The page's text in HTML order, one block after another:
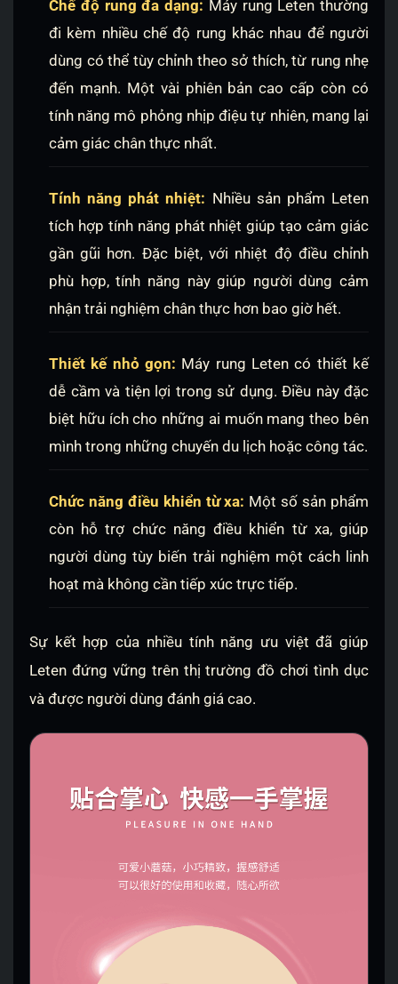
Chế độ rung đa dạng: Máy rung Leten thường
đi kèm nhiều chế độ rung khác nhau để người
dùng có thể tùy chỉnh theo sở thích, từ rung nhẹ
đến mạnh. Một vài phiên bản cao cấp còn có
tính năng mô phỏng nhịp điệu tự nhiên, mang lại
cảm giác chân thực nhất.
Tính năng phát nhiệt: Nhiều sản phẩm Leten
tích hợp tính năng phát nhiệt giúp tạo cảm giác
gần gũi hơn. Đặc biệt, với nhiệt độ điều chỉnh
phù hợp, tính năng này giúp người dùng cảm
nhận trải nghiệm chân thực hơn bao giờ hết.
Thiết kế nhỏ gọn: Máy rung Leten có thiết kế
dễ cầm và tiện lợi trong sử dụng. Điều này đặc
biệt hữu ích cho những ai muốn mang theo bên
mình trong những chuyến du lịch hoặc công tác.
Chức năng điều khiển từ xa: Một số sản phẩm
còn hỗ trợ chức năng điều khiển từ xa, giúp
người dùng tùy biến trải nghiệm một cách linh
hoạt mà không cần tiếp xúc trực tiếp.
Sự kết hợp của nhiều tính năng ưu việt đã giúp
Leten đứng vững trên thị trường đồ chơi tình dục
và được người dùng đánh giá cao.